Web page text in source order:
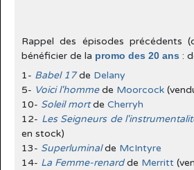
Rappel des épisodes précédents
bénéficier de la promo des 20 ans :
1- Babel 17de Delany
5- Voici l'hommede Moorcock
10- Soleil mortde Cherryh
12- Les Seigneurs de
en stock)
13- Superluminalde McIntyre
14- La Femme-renardde Merritt